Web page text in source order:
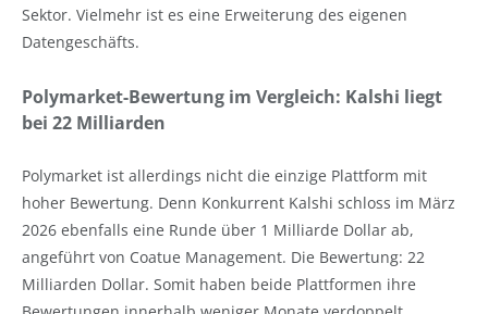
Sektor. Vielmehr ist es eine Erweiterung des eigenen
Datengeschäfts.
Polymarket-Bewertung im Vergleich: Kalshi liegt
bei 22 Milliarden
Polymarket ist allerdings nicht die einzige Plattform mit
hoher Bewertung. Denn Konkurrent Kalshi schloss im März
2026 ebenfalls eine Runde über 1 Milliarde Dollar ab,
angeführt von Coatue Management. Die Bewertung: 22
Milliarden Dollar. Somit haben beide Plattformen ihre